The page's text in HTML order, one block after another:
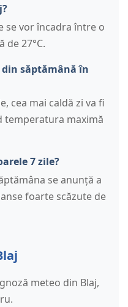
se vor încadra între o
de 27°C.
din săptămână în
cea mai caldă zi va fi
temperatura maximă
7 zile?
se anunță a
foarte scăzute de
meteo din Blaj,